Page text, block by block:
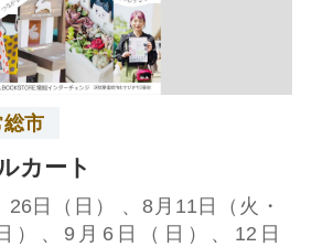
総市
カート
日（日） 、8月11日（火・
）、9月6日（日）、12日